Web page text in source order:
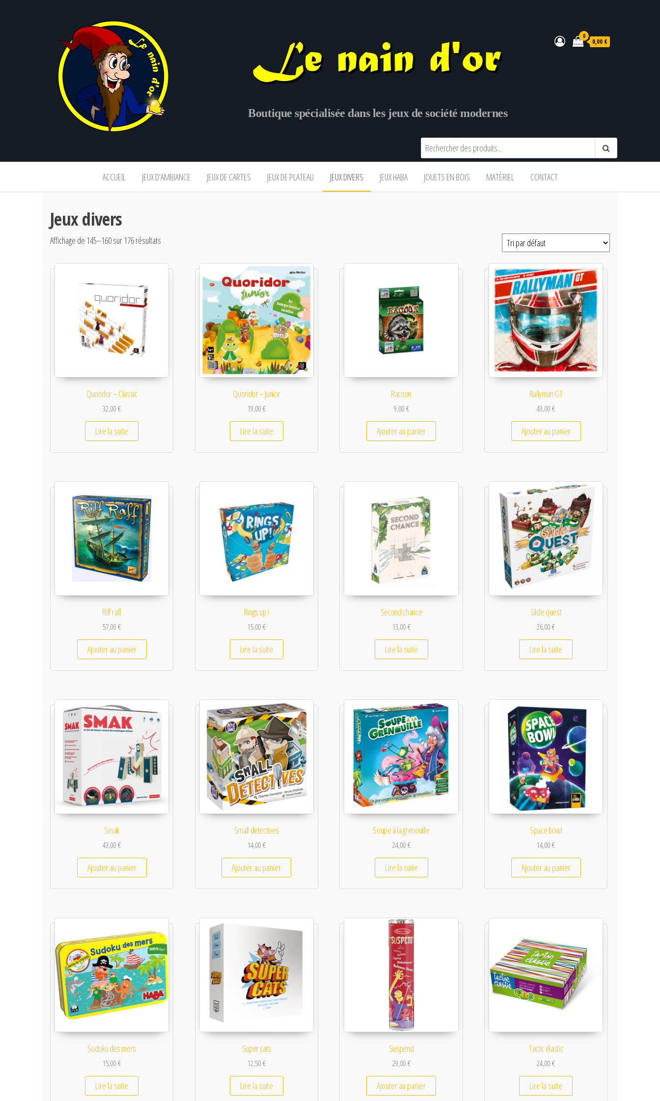
Boutique spécialisée dans les jeux de société modernes
0
0,00 €
ACCUEIL JEUX D’AMBIANCE JEUX DE CARTES JEUX DE PLATEAU JEUX DIVERS JEUX HABA JOUETS EN BOIS MATÉRIEL CONTACT
Jeux divers
Affichage de 145–160 sur 176 résultats
Quoridor – Classic
32,00€
Lire la suite
Quoridor – Junior
19,00€
Lire la suite
Racoon
9,00€
Ajouter au panier
Rallyman GT
43,00€
Ajouter au panier
Riff raff
57,00€
Ajouter au panier
Rings up !
15,00€
Lire la suite
Second chance
13,00€
Lire la suite
Slide quest
26,00€
Lire la suite
Smak
43,00€
Ajouter au panier
Small detectives
14,00€
Ajouter au panier
Soupe à la grenouille
24,00€
Lire la suite
Space bowl
14,00€
Ajouter au panier
Sudoku des mers
15,00€
Lire la suite
Super cats
12,50€
Lire la suite
Suspend
29,00€
Ajouter au panier
Tactic élastic
24,00€
Lire la suite